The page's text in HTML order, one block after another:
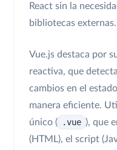
React sin la
bibliotecas externas.
Vue.js destaca por
reactiva, que
cambios en el
manera eficiente.
único (
.vue ), que
(HTML), el script